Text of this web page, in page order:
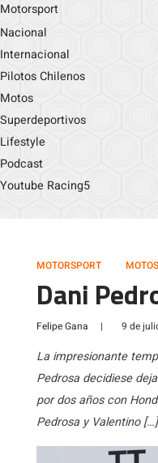
Motorsport
Nacional
Internacional
Pilotos Chilenos
Motos
Superdeportivos
Lifestyle
Podcast
Youtube Racing5
MOTORSPORT MOTOS
Dani
Felipe Gana | 9 de
La impresionante
Pedrosa decidiese
por dos años con
Pedrosa y Valentino […]